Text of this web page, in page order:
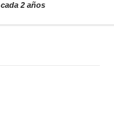
2 años